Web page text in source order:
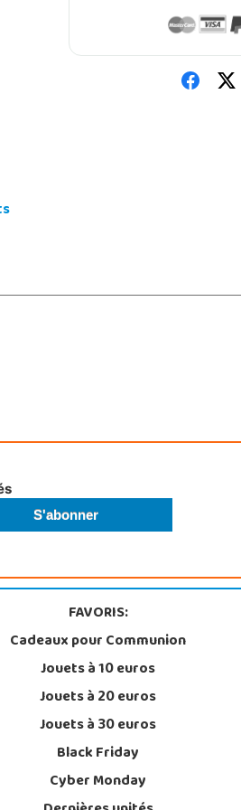
FAVORIS:
Cadeaux pour Communion
Jouets à 10 euros
Jouets à 20 euros
Jouets à 30 euros
Black Friday
Cyber Monday